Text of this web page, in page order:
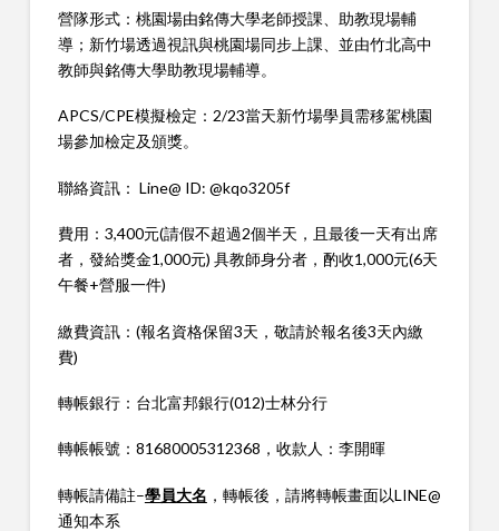
營隊形式：桃園場由銘傳大學老師授課、助教現場輔
導；新竹場透過視訊與桃園場同步上課、並由竹北高中
教師與銘傳大學助教現場輔導。
APCS/CPE模擬檢定：2/23當天新竹場學員需移駕桃園
場參加檢定及頒獎。
聯絡資訊： Line@ ID: @kqo3205f
費用：3,400元(請假不超過2個半天，且最後一天有出席
者，發給獎金1,000元) 具教師身分者，酌收1,000元(6天
午餐+營服一件)
繳費資訊：(報名資格保留3天，敬請於報名後3天內繳
費)
轉帳銀行：台北富邦銀行(012)士林分行
轉帳帳號：81680005312368，收款人：李開暉
轉帳請備註–學員大名 ，轉帳後，請將轉帳畫面以LINE@
通知本系